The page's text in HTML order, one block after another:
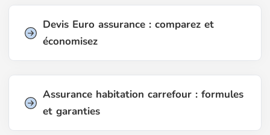
Devis Euro assurance : comparez et
économisez
Assurance habitation carrefour : formules
et garanties